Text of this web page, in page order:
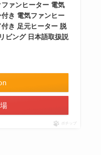
ァンヒーター 電気
き 電気ファンヒー
き 足元ヒーター 脱
ビング 日本語取扱説
ポチップ